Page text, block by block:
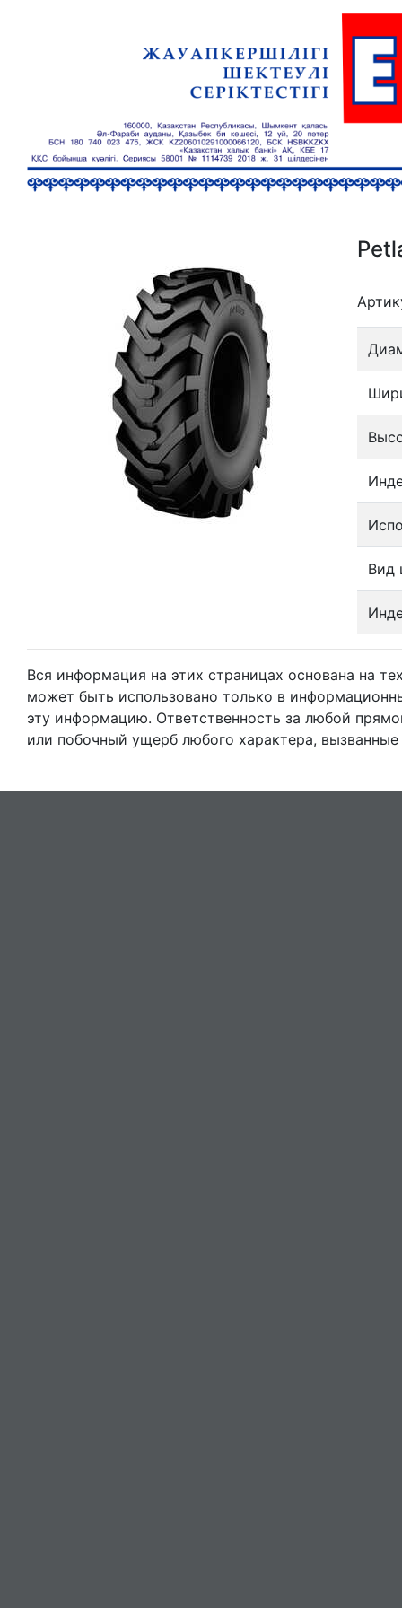
Вид
Вся информация на этих страницах основана на
может быть использовано только в
эту информацию. Ответственность за любой
или побочный ущерб любого характера,